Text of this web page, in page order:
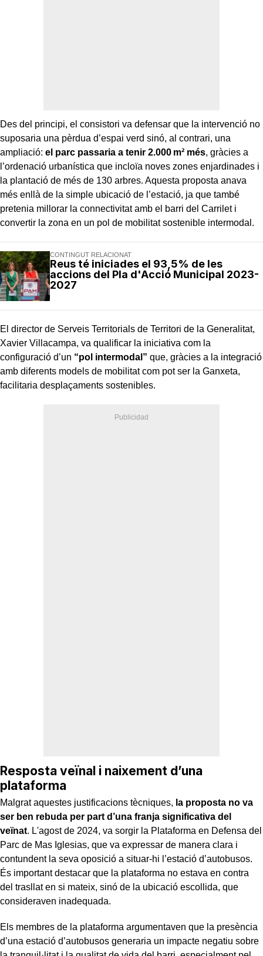
Des del principi, el consistori va defensar que la intervenció no
suposaria una pèrdua d’espai verd sinó, al contrari, una
ampliació: el parc passaria a tenir 2.000 m² més, gràcies a
l’ordenació urbanística que incloïa noves zones enjardinades i
la plantació de més de 130 arbres. Aquesta proposta anava
més enllà de la simple ubicació de l’estació, ja que també
pretenia millorar la connectivitat amb el barri del Carrilet i
convertir la zona en un pol de mobilitat sostenible intermodal.
CONTINGUT RELACIONAT
Reus té iniciades el 93,5% de les
accions del Pla d'Acció Municipal 2023-
2027
El director de Serveis Territorials de Territori de la Generalitat,
Xavier Villacampa, va qualificar la iniciativa com la
configuració d’un “pol intermodal” que, gràcies a la integració
amb diferents models de mobilitat com pot ser la Ganxeta,
facilitaria desplaçaments sostenibles.
Resposta veïnal i naixement d’una
plataforma
Malgrat aquestes justificacions tècniques, la proposta no va
ser ben rebuda per part d’una franja significativa del
veïnat. L'agost de 2024, va sorgir la Plataforma en Defensa del
Parc de Mas Iglesias, que va expressar de manera clara i
contundent la seva oposició a situar-hi l’estació d’autobusos.
És important destacar que la plataforma no estava en contra
del trasllat en si mateix, sinó de la ubicació escollida, que
consideraven inadequada.
Els membres de la plataforma argumentaven que la presència
d’una estació d’autobusos generaria un impacte negatiu sobre